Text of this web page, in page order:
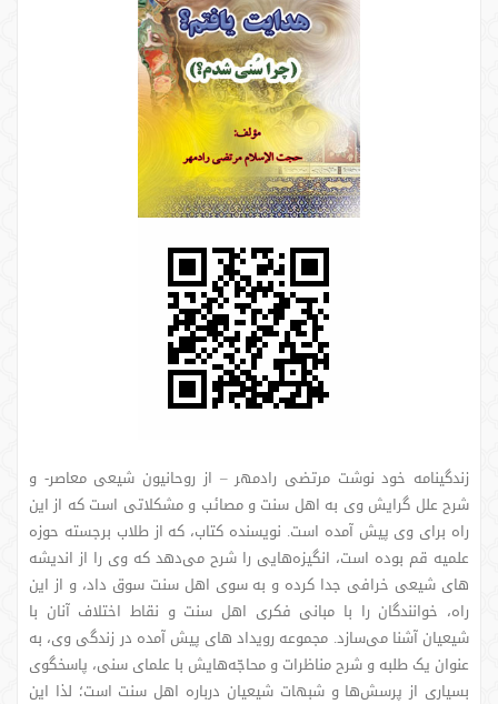
زندگینامه خود نوشت مرتضی رادمهر – از روحانیون شیعی معاصر- و
شرح علل گرایش وی به اهل سنت و مصائب و مشکلاتی است که از این
راه برای وی پیش آمده است. نویسنده کتاب، که از طلاب برجسته حوزه
علمیه قم بوده است، انگیزه‌هایی را شرح می‌دهد که وی را از اندیشه
های شیعی خرافی جدا کرده و به سوی اهل سنت سوق داد، و از این
راه، خوانندگان را با مبانی فکری اهل سنت و نقاط اختلاف آنان با
شیعیان آشنا می‌سازد. مجموعه رویداد های پیش آمده در زندگی وی، به
عنوان یک طلبه و شرح مناظرات و محاجّه‌هایش با علمای سنی، پاسخگوی
بسیاری از پرسش‌ها و شبهات شیعیان درباره اهل سنت است؛ لذا این